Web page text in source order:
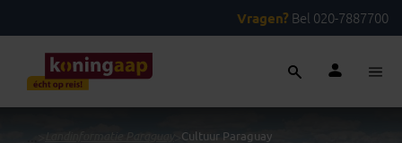
Vragen? Bel 020-7887700
Cultuur Paraguay